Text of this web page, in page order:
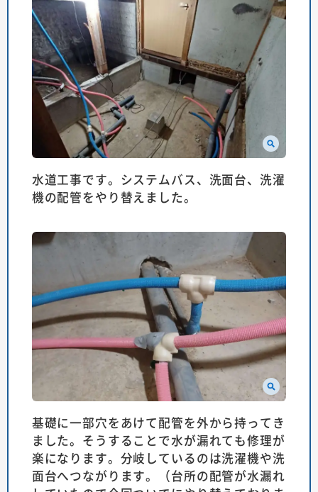
水道工事です。システムバス、洗面台、洗濯
機の配管をやり替えました。
基礎に一部穴をあけて配管を外から持ってき
ました。そうすることで水が漏れても修理が
楽になります。分岐しているのは洗濯機や洗
面台へつながります。（台所の配管が水漏れ